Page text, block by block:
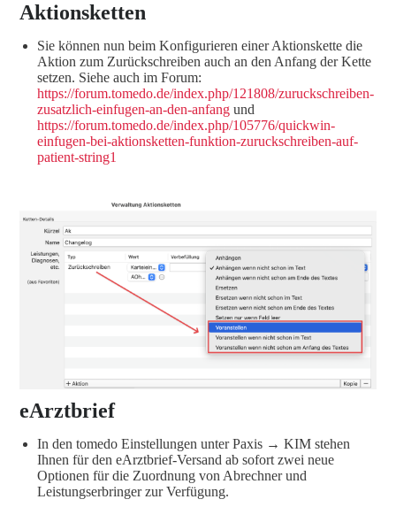
Aktionsketten
Sie können nun beim Konfigurieren einer Aktionskette die
Aktion zum Zurückschreiben auch an den Anfang der Kette
setzen. Siehe auch im Forum:
https://forum.tomedo.de/index.php/121808/zuruckschreiben-
zusatzlich-einfugen-an-den-anfang und
https://forum.tomedo.de/index.php/105776/quickwin-
einfugen-bei-aktionsketten-funktion-zuruckschreiben-auf-
patient-string1
eArztbrief
In den tomedo Einstellungen unter Paxis → KIM stehen
Ihnen für den eArztbrief-Versand ab sofort zwei neue
Optionen für die Zuordnung von Abrechner und
Leistungserbringer zur Verfügung.